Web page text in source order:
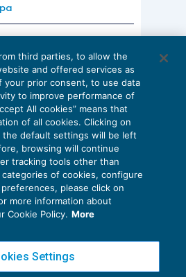
professionali: le
Stefano Dovier
Policy
Cookie Policy
third parties, to allow the
and offered services as
your prior consent, to use data
to improve performance of
All cookies” means that
of all cookies. Clicking on
the default settings will be left
browsing will continue
tracking tools other than
of cookies, configure
please click on
more information about
Cookie Policy. More
Settings